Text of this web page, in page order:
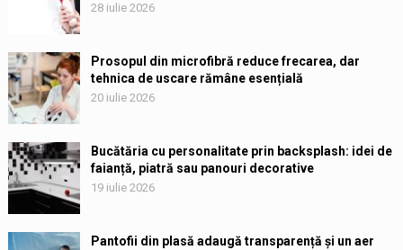
28 iulie 2026
Prosopul din microfibră reduce frecarea, dar
tehnica de uscare rămâne esențială
20 iulie 2026
Bucătăria cu personalitate prin backsplash: idei de
faianță, piatră sau panouri decorative
19 iulie 2026
Pantofii din plasă adaugă transparență și un aer